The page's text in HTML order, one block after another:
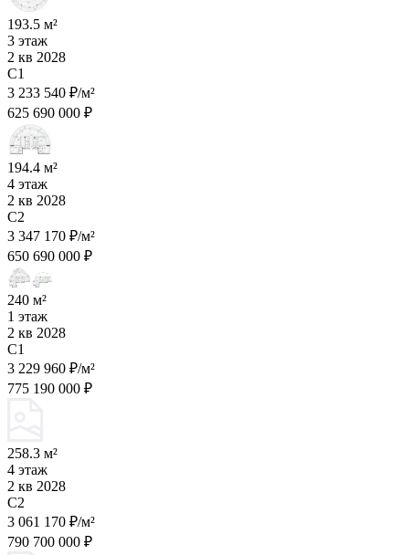
193.5 м²
3 этаж
2 кв 2028
C1
3 233 540 ₽/м²
625 690 000 ₽
194.4 м²
4 этаж
2 кв 2028
C2
3 347 170 ₽/м²
650 690 000 ₽
240 м²
1 этаж
2 кв 2028
C1
3 229 960 ₽/м²
775 190 000 ₽
258.3 м²
4 этаж
2 кв 2028
C2
3 061 170 ₽/м²
790 700 000 ₽